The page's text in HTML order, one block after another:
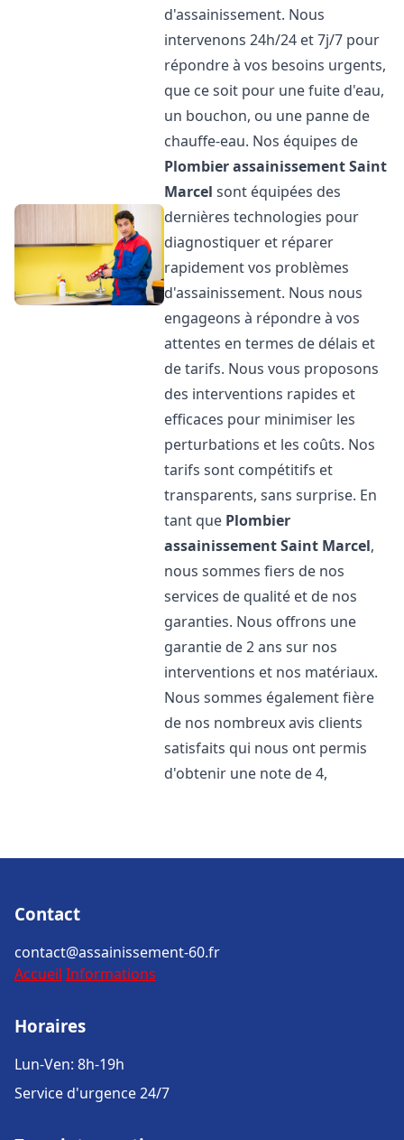
d'assainissement. Nous
intervenons 24h/24 et 7j/7 pour
répondre à vos besoins urgents,
que ce soit pour une fuite d'eau,
un bouchon, ou une panne de
chauffe-eau. Nos équipes de
Plombier assainissementSaint
Marcel sont équipées des
dernières technologies pour
diagnostiquer et réparer
rapidement vos problèmes
d'assainissement. Nous nous
engageons à répondre à vos
attentes en termes de délais et
de tarifs. Nous vous proposons
des interventions rapides et
efficaces pour minimiser les
perturbations et les coûts. Nos
tarifs sont compétitifs et
transparents, sans surprise. En
tant que Plombier
assainissementSaint Marcel,
nous sommes fiers de nos
services de qualité et de nos
garanties. Nous offrons une
garantie de 2 ans sur nos
interventions et nos matériaux.
Nous sommes également fière
de nos nombreux avis clients
satisfaits qui nous ont permis
d'obtenir une note de 4,
Contact
contact@assainissement-60.fr
Accueil Informations
Horaires
Lun-Ven: 8h-19h
Service d'urgence 24/7